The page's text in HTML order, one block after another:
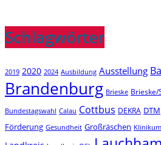
Schlagwörter
2019 2020 2024 Ausbildung Ausstellung
Brandenburg Brieske Brieske/
Bundestagswahl Calau Cottbus DEKRA DTM
Förderung Gesundheit Großräschen Klinikum